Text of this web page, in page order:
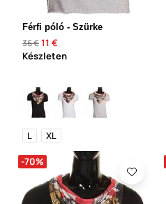
Férfi póló - Szürke
36 €11 €
Készleten
L XL
-70%